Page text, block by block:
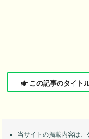
この記事のタイト
当サイトの掲載内容は